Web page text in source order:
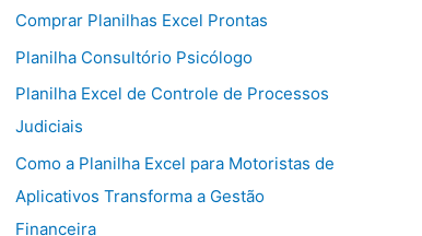
Comprar Planilhas Excel Prontas
Planilha Consultório Psicólogo
Planilha Excel de Controle de Processos
Judiciais
Como a Planilha Excel para Motoristas de
Aplicativos Transforma a Gestão
Financeira